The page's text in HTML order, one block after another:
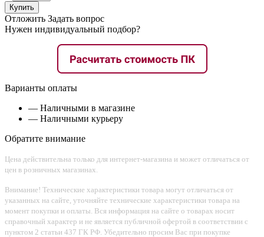
Купить
Отложить Задать вопрос
Нужен индивидуальный подбор?
Варианты оплаты
— Наличными в магазине
— Наличными курьеру
Обратите внимание
Цена действительна только для интернет-магазина и может отличаться от
цен в розничных магазинах.
Внимание! Технические характеристики товара могут отличаться от
указанных на сайте, уточняйте технические характеристики товара на
момент покупки и оплаты. Вся информация на сайте о товарах носит
справочный характер и не является публичной офертой в соответствии с
пунктом 2 статьи 437 ГК РФ. Убедительно просим Вас при покупке